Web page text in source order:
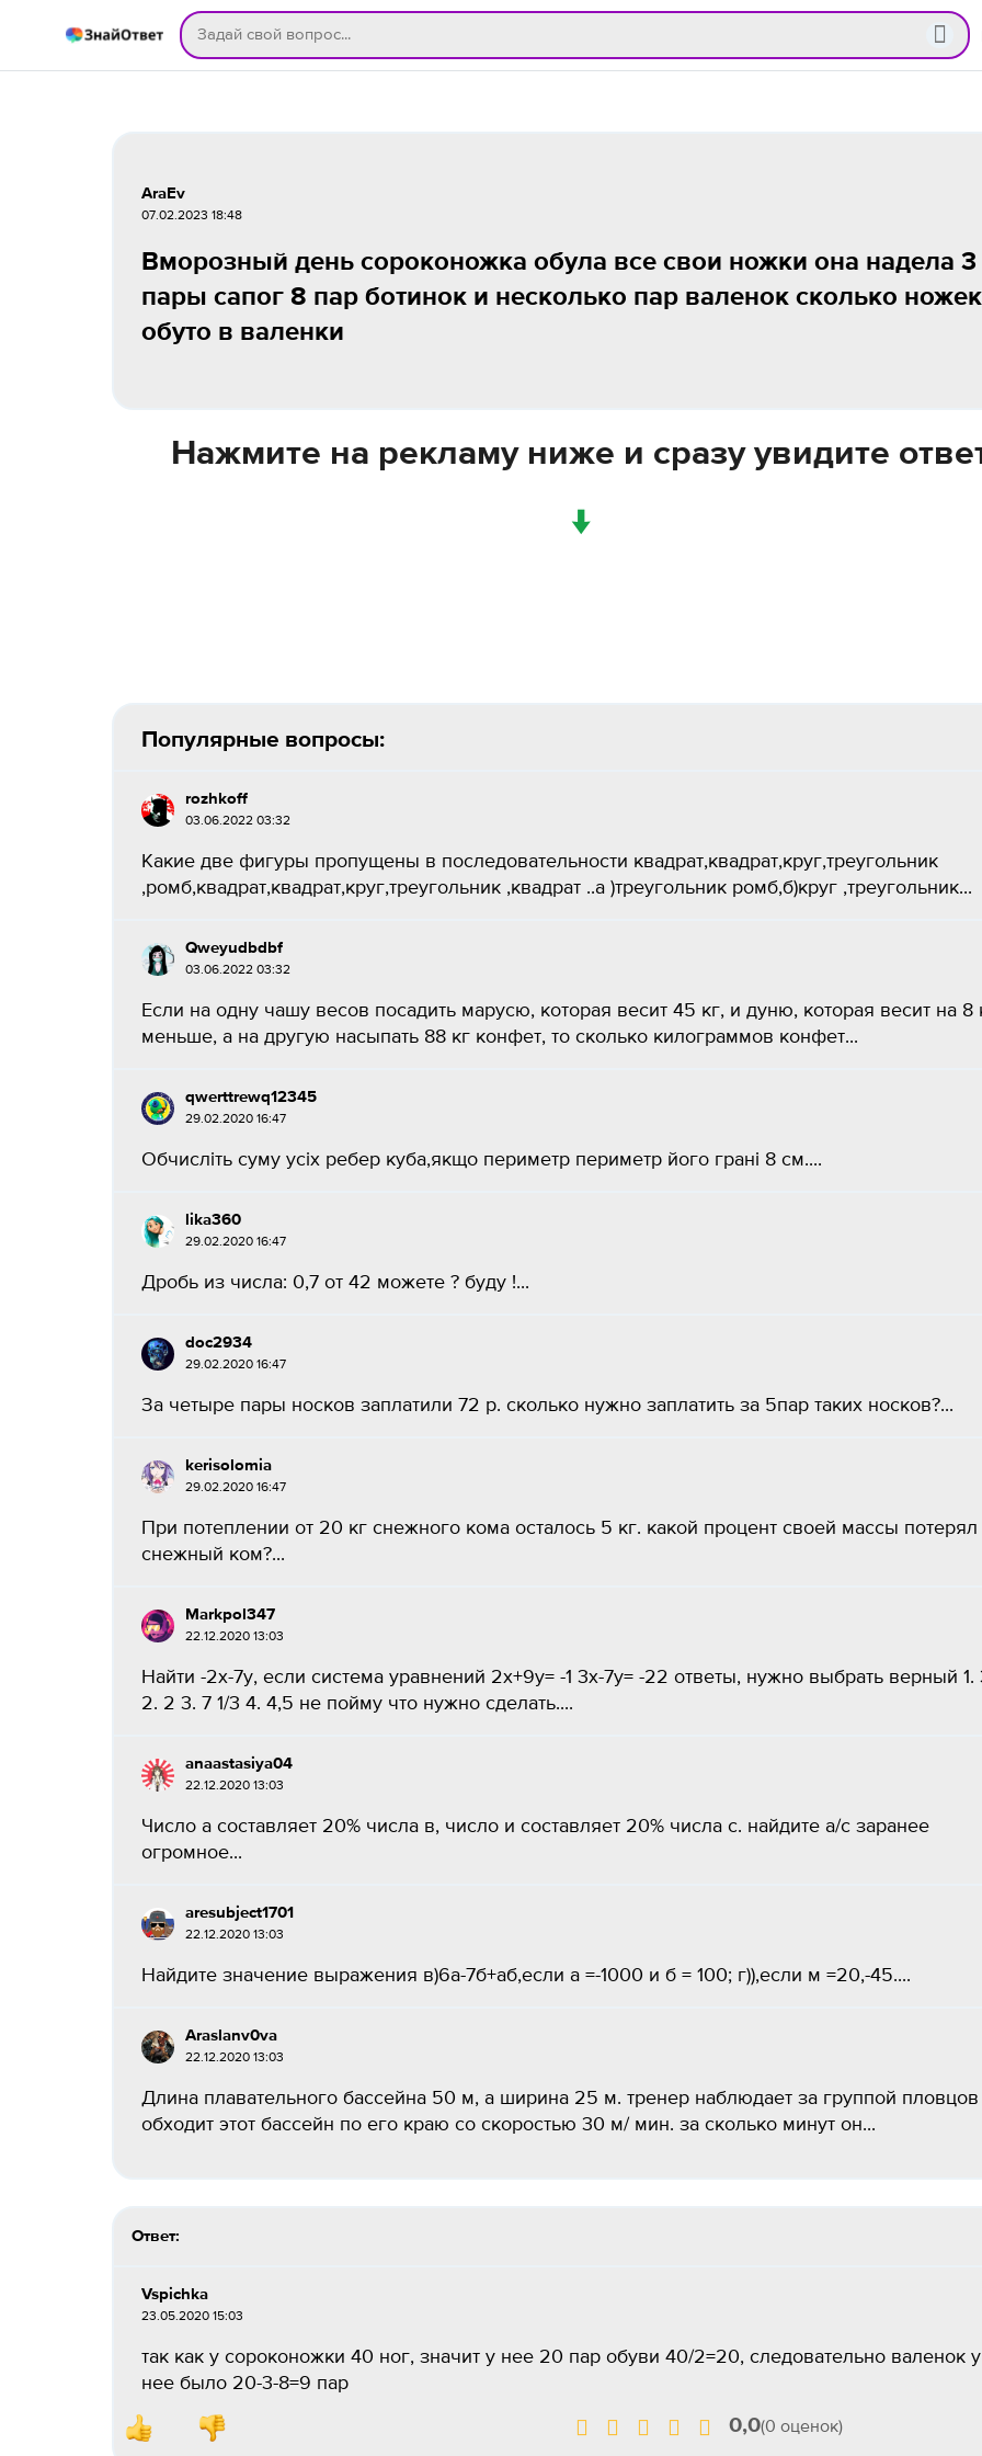
AraEv
07.02.2023 18:48
Вморозный день сороконожка обула все свои ножки она надела 3
пары сапог 8 пар ботинок и несколько пар валенок сколько ножек
обуто в валенки
Нажмите на рекламу ниже и сразу увидите
↓
Популярные вопросы:
rozhkoff
03.06.2022 03:32
Какие две фигуры пропущены в последовательности квадрат,квадрат,круг,треугольник
,ромб,квадрат,квадрат,круг,треугольник ,квадрат ..а )треугольник ромб,б)круг ,треугольник...
Qweyudbdbf
03.06.2022 03:32
Если на одну чашу весов посадить марусю, которая весит 45 кг, и дуню, которая весит на 8
меньше, а на другую насыпать 88 кг конфет, то сколько килограммов конфет...
qwerttrewq12345
29.02.2020 16:47
Обчисліть суму усіх ребер куба,якщо периметр периметр його грані 8 см....
lika360
29.02.2020 16:47
Дробь из числа: 0,7 от 42 можете ? буду !...
doc2934
29.02.2020 16:47
За четыре пары носков заплатили 72 р. сколько нужно заплатить за 5пар таких носков?...
kerisolomia
29.02.2020 16:47
При потеплении от 20 кг снежного кома осталось 5 кг. какой процент своей массы потерял
снежный ком?...
Markpol347
22.12.2020 13:03
Найти -2х-7у, если система уравнений 2х+9у= -1 3х-7у= -22 ответы, нужно выбрать верный 1.
2. 2 3. 7 1/3 4. 4,5 не пойму что нужно сделать....
anaastasiya04
22.12.2020 13:03
Число а составляет 20% числа в, число и составляет 20% числа с. найдите а/с заранее
огромное...
aresubject1701
22.12.2020 13:03
Найдите значение выражения в)6а-7б+аб,если а =-1000 и б = 100; г)),если м =20,-45....
Araslanv0va
22.12.2020 13:03
Длина плавательного бассейна 50 м, а ширина 25 м. тренер наблюдает за группой
обходит этот бассейн по его краю со скоростью 30 м/ мин. за сколько минут он...
Ответ:
Vspichka
23.05.2020 15:03
так как у сороконожки 40 ног, значит у нее 20 пар обуви 40/2=20, следовательно валенок у
нее было 20-3-8=9 пар
0,0(0 оценок)